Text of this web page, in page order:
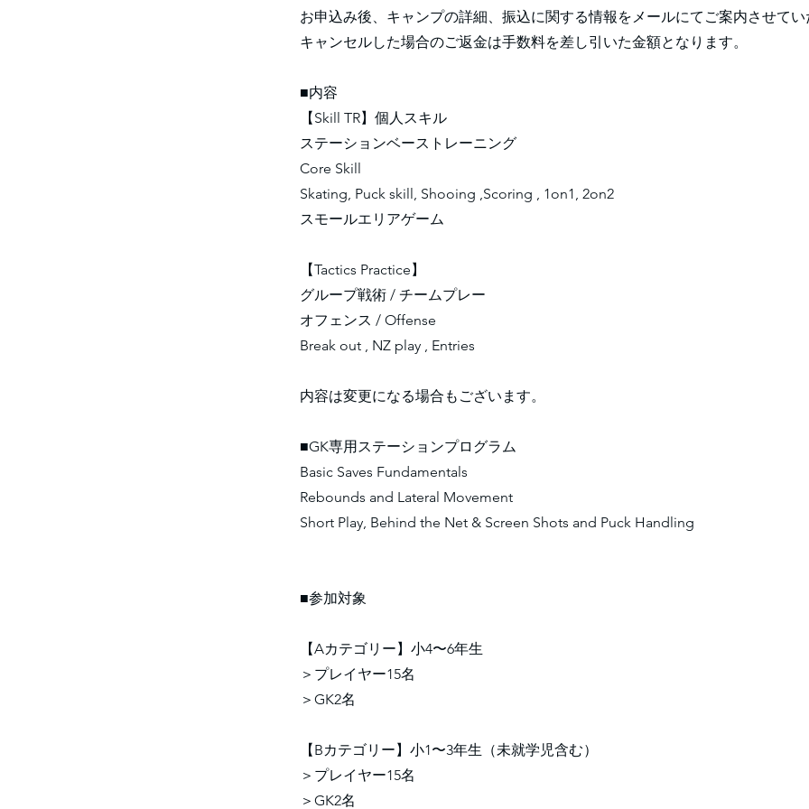
お申込み後、キャンプの詳細、振込に関する情報をメールにてご案内させてい
キャンセルした場合のご返金は手数料を差し引いた金額となります。
■内容
【Skill TR】個人スキル
ステーションベーストレーニング
Core Skill
Skating, Puck skill, Shooing ,Scoring , 1on1, 2on2
スモールエリアゲーム
【Tactics Practice】
グループ戦術 / チームプレー
オフェンス / Offense
Break out , NZ play , Entries
内容は変更になる場合もございます。
■GK専用ステーションプログラム
Basic Saves Fundamentals
Rebounds and Lateral Movement
Short Play, Behind the Net & Screen Shots and Puck Handling
■参加対象
【Aカテゴリー】小4〜6年生
＞プレイヤー15名
＞GK2名
【Bカテゴリー】小1〜3年生（未就学児含む）
＞プレイヤー15名
＞GK2名